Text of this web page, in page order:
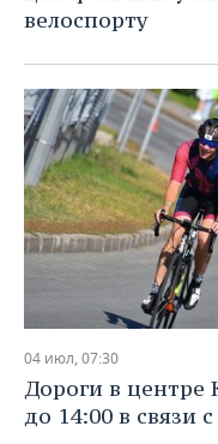
велоспорту
04 июл, 07:30
Дороги в центре
до 14:00 в связи